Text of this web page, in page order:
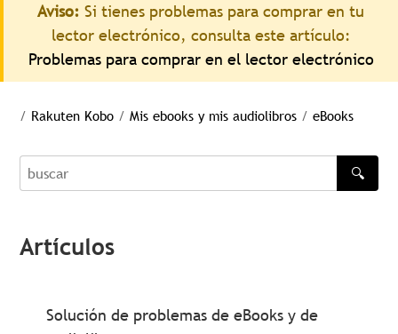
Aviso: Si tienes problemas para comprar en tu
lector electrónico, consulta este artículo:
Problemas para comprar en el lector electrónico
/ Rakuten Kobo / Mis ebooks y mis audiolibros / eBooks
buscar
🔍
Artículos
Solución de problemas de eBooks y de